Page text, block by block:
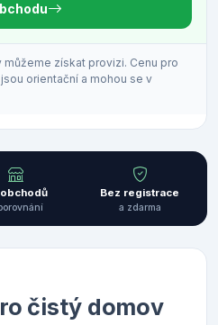
získat provizi. Cenu pro
orientační a mohou se v
Bez registrace
a zdarma
čistý domov